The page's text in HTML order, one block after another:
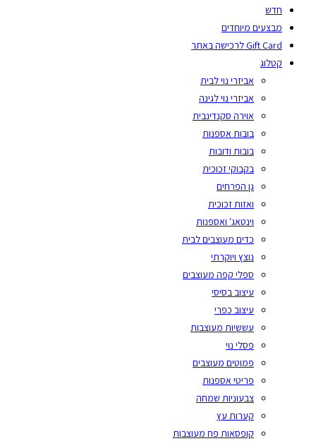
חדש
מבצעים מיוחדים
Gift Card לרכישה באתר
קטלוג
אביזרי נוי לבית
אביזרי נוי לגינה
אוירה סקנדינבית
בובות אספנות
בובות ודובות
בקבוקי זכוכית
גן הפרחים
ואזות זכוכית
וינטאג' ואספנות
כדים מעוצבים לבית
נוצץ ויוקרתי
ספלי קפה מעוצבים
עיצוב בסיסי
עיצוב כפרי
עששיות מעוצבות
פסלי נוי
פמוטים מעוצבים
פריטי אספנות
צבעוניות שמחה
קערות עץ
קופסאות פח מעוצבות